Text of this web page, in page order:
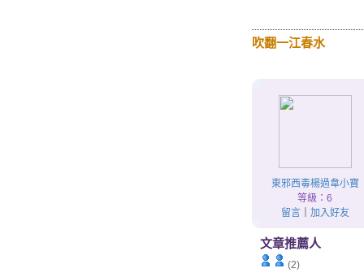
吹翻一江春水
東邪西毒楊過韋小寶
等級：6
留言｜ 加入好友
文章推薦人
(2)